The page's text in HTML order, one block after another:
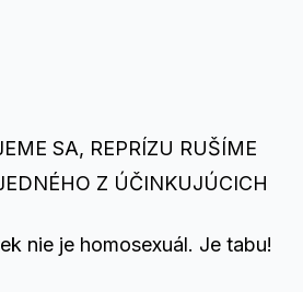
SA, REPRÍZU RUŠÍME
Z ÚČINKUJÚCICH
nie je homosexuál. Je tabu!